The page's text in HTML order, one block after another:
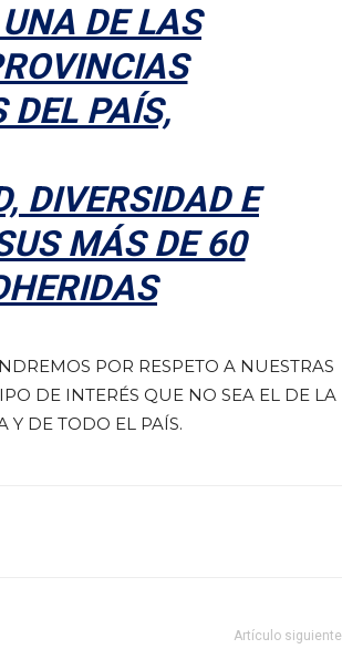
DE LAS
DEL PAÍS,
DIVERSIDAD E
MÁS DE 60
POR RESPETO A NUESTRAS
DE INTERÉS QUE NO SEA EL DE LA
Y DE TODO EL PAÍS.
Artículo siguiente